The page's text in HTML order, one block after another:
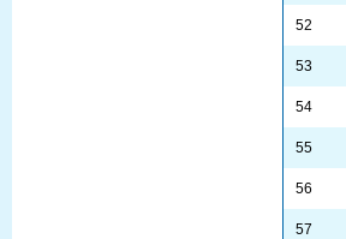
52
53
54
55
56
57